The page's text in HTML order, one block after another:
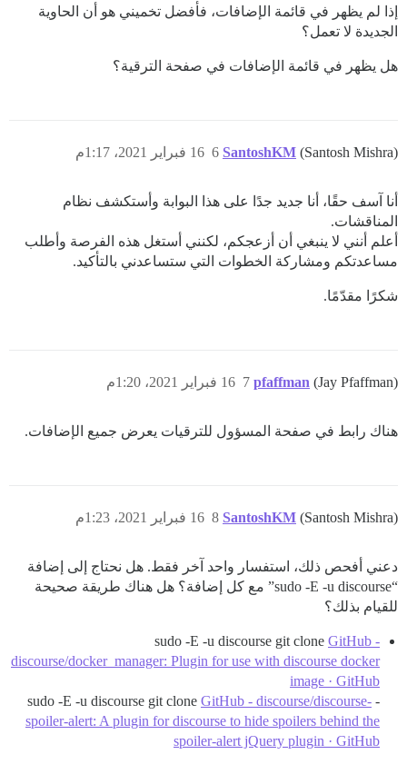
إذا لم يظهر في قائمة الإضافات، فأفضل تخميني هو أن الحاوية
الجديدة لا تعمل؟
هل يظهر في قائمة الإضافات في صفحة الترقية؟
SantoshKM (Santosh Mishra) 16 فبراير 2021، 1:17م 6
أنا آسف حقًا، أنا جديد جدًا على هذا البوابة وأستكشف نظام
المناقشات.
أعلم أنني لا ينبغي أن أزعجكم، لكنني أستغل هذه الفرصة وأطلب
مساعدتكم ومشاركة الخطوات التي ستساعدني بالتأكيد.
شكرًا مقدّمًا.
pfaffman (Jay Pfaffman) 16 فبراير 2021، 1:20م 7
هناك رابط في صفحة المسؤول للترقيات يعرض جميع الإضافات.
SantoshKM (Santosh Mishra) 16 فبراير 2021، 1:23م 8
دعني أفحص ذلك، استفسار واحد آخر فقط. هل نحتاج إلى إضافة
“sudo -E -u discourse” مع كل إضافة؟ هل هناك طريقة صحيحة
للقيام بذلك؟
sudo -E -u discourse git clone GitHub -
discourse/docker_manager: Plugin for use with discourse docker
image · GitHub
- sudo -E -u discourse git clone
GitHub - discourse/discourse-
spoiler-alert: A plugin for discourse to hide spoilers behind the
spoiler-alert jQuery plugin · GitHub